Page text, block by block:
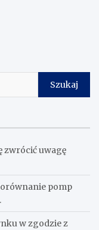
Szukaj
zwrócić uwagę
pomp
w zgodzie z